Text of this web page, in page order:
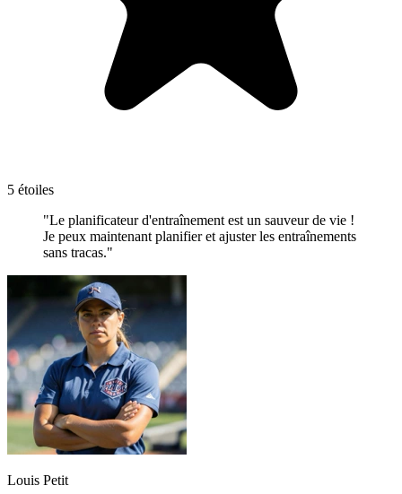
5 étoiles
"Le planificateur d'entraînement est un sauveur de vie !
Je peux maintenant planifier et ajuster les entraînements
sans tracas."
Louis Petit